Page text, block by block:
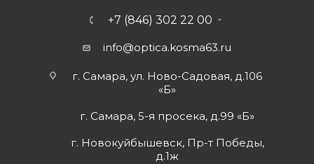
+7 (846) 302 22 00
info@optica.kosma63.ru
г. Самара, ул. Ново-Садовая, д.106
«Б»
г. Самара, 5-я просека, д.99 «Б»
г. Новокуйбышевск, Пр-т Победы,
д.1ж